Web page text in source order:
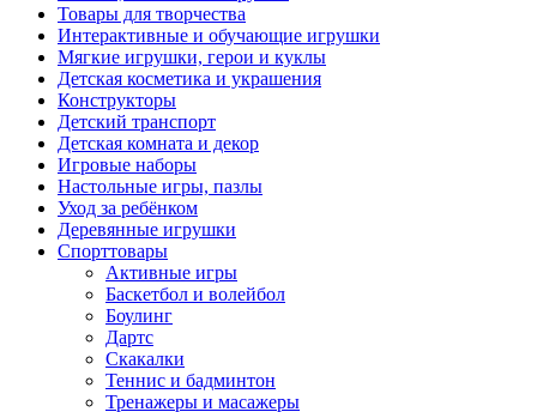
Товары для творчества
Интерактивные и обучающие игрушки
Мягкие игрушки, герои и куклы
Детская косметика и украшения
Конструкторы
Детский транспорт
Детская комната и декор
Игровые наборы
Настольные игры, пазлы
Уход за ребёнком
Деревянные игрушки
Спорттовары
Активные игры
Баскетбол и волейбол
Боулинг
Дартс
Скакалки
Теннис и бадминтон
Тренажеры и масажеры